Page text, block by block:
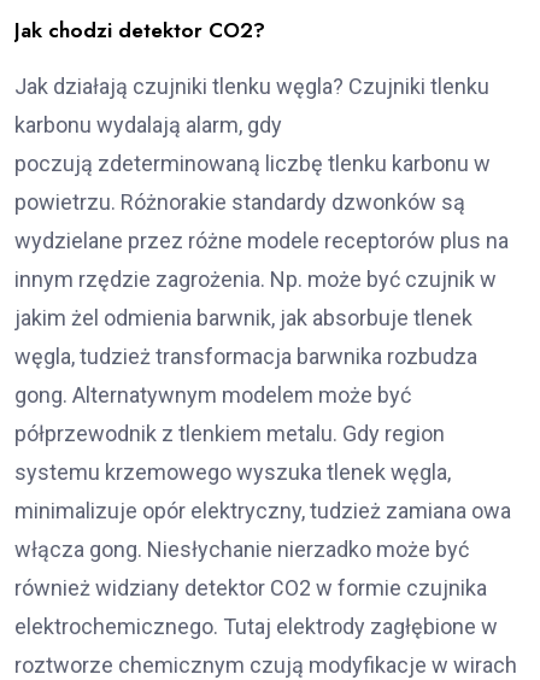
Jak chodzi detektor CO2?
Jak działają czujniki tlenku węgla? Czujniki tlenku
karbonu wydalają alarm, gdy
poczują zdeterminowaną liczbę tlenku karbonu w
powietrzu. Różnorakie standardy dzwonków są
wydzielane przez różne modele receptorów plus na
innym rzędzie zagrożenia. Np. może być czujnik w
jakim żel odmienia barwnik, jak absorbuje tlenek
węgla, tudzież transformacja barwnika rozbudza
gong. Alternatywnym modelem może być
półprzewodnik z tlenkiem metalu. Gdy region
systemu krzemowego wyszuka tlenek węgla,
minimalizuje opór elektryczny, tudzież zamiana owa
włącza gong. Niesłychanie nierzadko może być
również widziany detektor CO2 w formie czujnika
elektrochemicznego. Tutaj elektrody zagłębione w
roztworze chemicznym czują modyfikacje w wirach